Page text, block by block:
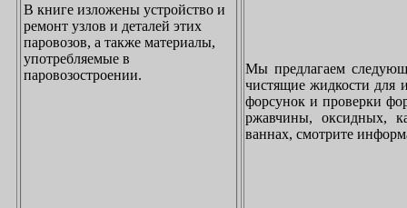
В книге изложены устройство и
ремонт узлов и деталей этих
паровозов, а также материалы,
употребляемые в
паровозостроении.
Мы предлагаем
чистящие жидкости для
форсунок и проверки
ржавчины, оксидных,
ваннах, смотрите